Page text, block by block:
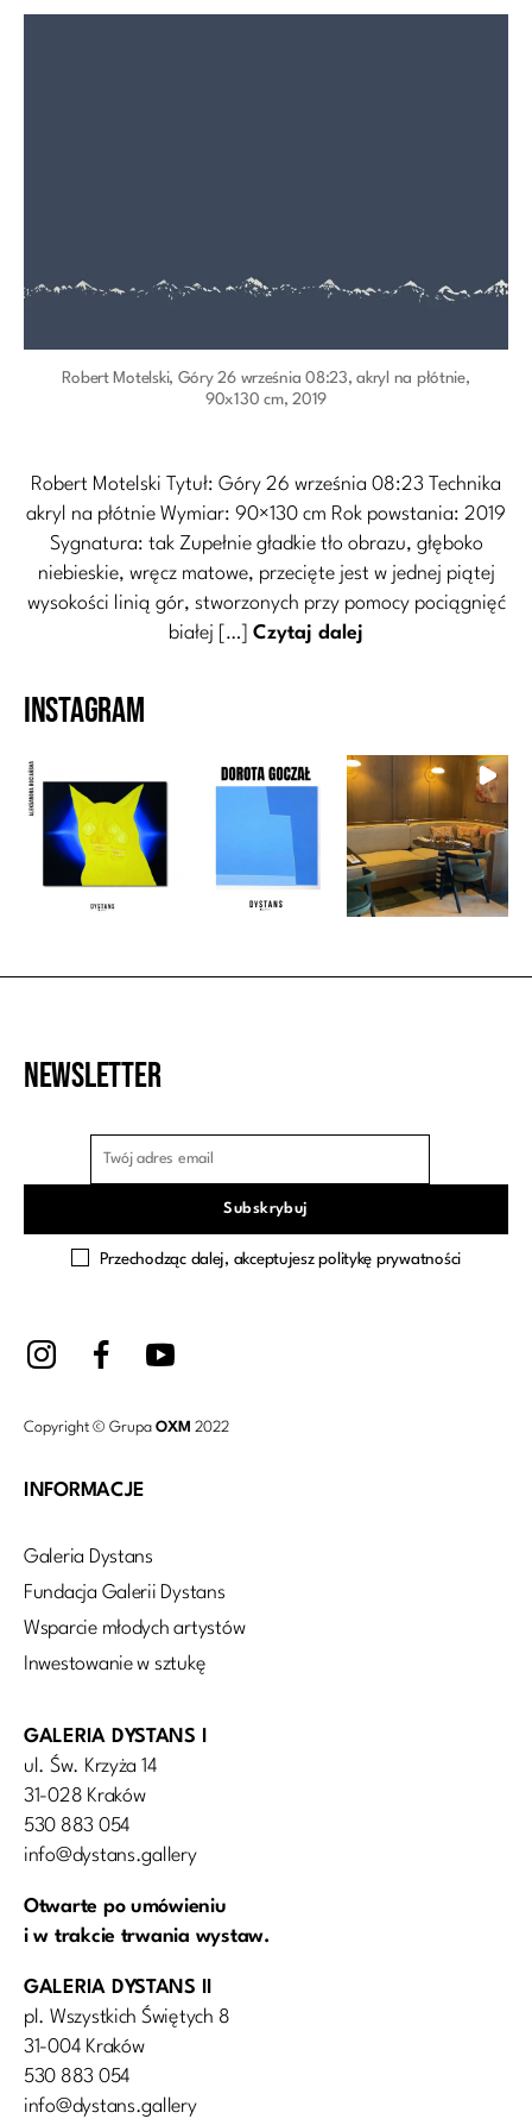
Robert Motelski, Góry 26 września 08:23, akryl na płótnie,
90x130 cm, 2019
Robert Motelski Tytuł: Góry 26 września 08:23 Technika
akryl na płótnie Wymiar: 90×130 cm Rok powstania: 2019
Sygnatura: tak Zupełnie gładkie tło obrazu, głęboko
niebieskie, wręcz matowe, przecięte jest w jednej piątej
wysokości linią gór, stworzonych przy pomocy pociągnięć
białej […] Czytaj dalej
Instagram
Newsletter
Przechodząc dalej, akceptujesz politykę prywatności
Copyright © Grupa OXM 2022
INFORMACJE
Galeria Dystans
Fundacja Galerii Dystans
Wsparcie młodych artystów
Inwestowanie w sztukę
GALERIA DYSTANS I
ul. Św. Krzyża 14
31-028 Kraków
530 883 054
info@dystans.gallery
Otwarte po umówieniu
i w trakcie trwania wystaw.
GALERIA DYSTANS II
pl. Wszystkich Świętych 8
31-004 Kraków
530 883 054
info@dystans.gallery